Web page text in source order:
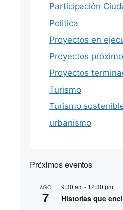
Participación
Politica
Proyectos en
Proyectos
Proyectos
Turismo
Turismo
urbanismo
Próximos eventos
AGO
7
9:30 am- 12:30 pm
Historias que